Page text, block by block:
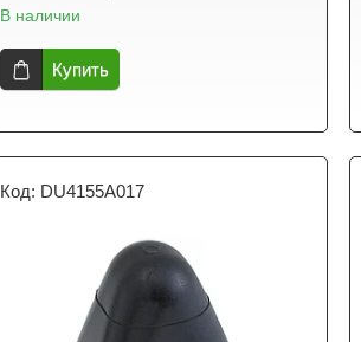
В наличии
Купить
DU4155A017